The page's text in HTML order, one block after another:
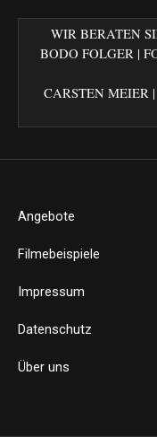
WIR BERATEN
BODO FOLGER |
CARSTEN MEIER |
Angebote
Filmebeispiele
Impressum
Datenschutz
Über uns